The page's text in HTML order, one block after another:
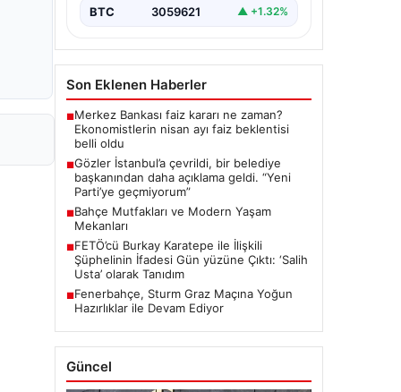
BTC 3059621 ▲ +1.32%
Son Eklenen Haberler
■Merkez Bankası faiz kararı ne zaman?
Ekonomistlerin nisan ayı faiz beklentisi
belli oldu
■Gözler İstanbul’a çevrildi, bir belediye
başkanından daha açıklama geldi. “Yeni
Parti’ye geçmiyorum”
■Bahçe Mutfakları ve Modern Yaşam
Mekanları
■FETÖ’cü Burkay Karatepe ile İlişkili
Şüphelinin İfadesi Gün yüzüne Çıktı: ‘Salih
Usta’ olarak Tanıdım
■Fenerbahçe, Sturm Graz Maçına Yoğun
Hazırlıklar ile Devam Ediyor
Güncel